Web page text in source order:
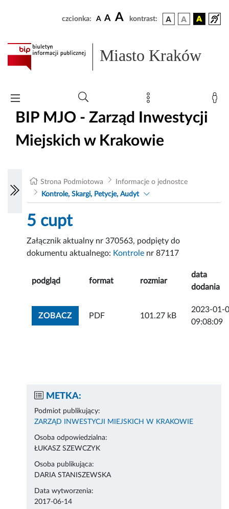
czcionka: A A A kontrast:
Miasto Kraków
BIP MJO - Zarząd Inwestycji
Miejskich w Krakowie
Strona Podmiotowa
Informacje o jednostce
Kontrole, Skargi, Petycje, Audyt
5 cupt
Załącznik aktualny nr 370563, podpięty do
dokumentu aktualnego: Kontrole nr 87117
podgląd format rozmiar
data
dodania
ZOBACZZOBACZ ZAŁĄCZNIK
PDF 101.27 kB
2023-01-
09:08:09
METKA:
Podmiot publikujący:
ZARZĄD INWESTYCJI MIEJSKICH W KRAKOWIE
Osoba odpowiedzialna:
ŁUKASZ SZEWCZYK
Osoba publikująca:
DARIA STANISZEWSKA
Data wytworzenia:
2017-06-14